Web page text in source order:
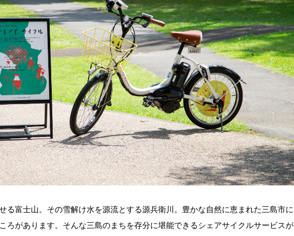
る富士山。その雪解け水を源流とする源兵衛川。豊かな自然に恵まれた三島市に
ろがあります。そんな三島のまちを存分に堪能できるシェアサイクルサービスが